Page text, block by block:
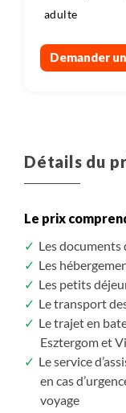
Demander
Détails du
Le prix
Les documents
Les
Les petits
Le transport
Le trajet en
Esztergom et
Le service
en cas
voyage